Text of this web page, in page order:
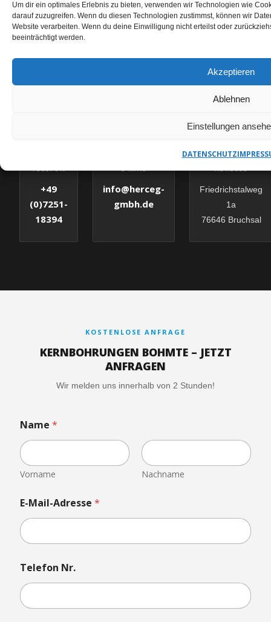
Um dir ein optimales Erlebnis zu bieten, verwenden wir Technologien wie
darauf zuzugreifen. Wenn du diesen Technologien zustimmst, können wir
Website verarbeiten. Wenn du deine Einwilligung nicht erteilst oder
beeinträchtigt werden.
Akzeptieren
Ablehnen
Einstellungen
DATENSCHUTZ
HERCEG GMBH – IHR
TELEFON
+49
(0)7251-
18394
E-MAIL
info@herceg-
gmbh.de
ADRESSE
Friedrichstalweg
1a
76646 Bruchsal
KOSTENLOSE ANFRAGE
KERNBOHRUNGEN BOHMTE – JETZT
ANFRAGEN
Wir melden uns innerhalb von 2 Stunden!
Name *
Vorname Nachname
E-Mail-Adresse *
Telefon Nr.